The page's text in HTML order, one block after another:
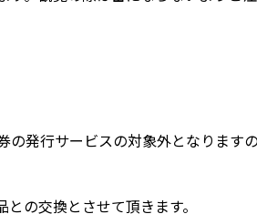
発行サービスの対象外となります
の交換とさせて頂きます。